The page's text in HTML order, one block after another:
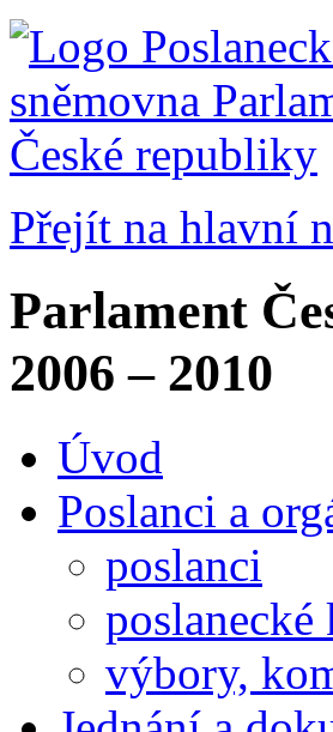
Přejít na hlavní
Parlament
2006 – 2010
Úvod
Poslanci a
poslanci
výbory,